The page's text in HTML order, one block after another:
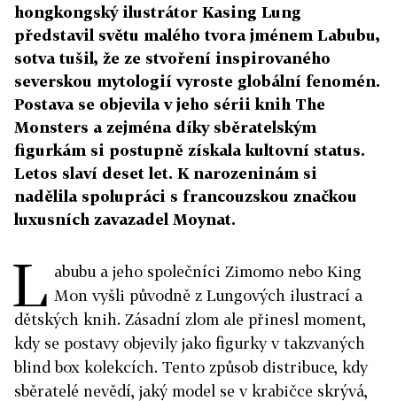
hongkongský ilustrátor Kasing Lung
představil světu malého tvora jménem Labubu,
sotva tušil, že ze stvoření inspirovaného
severskou mytologií vyroste globální fenomén.
Postava se objevila v jeho sérii knih The
Monsters a zejména díky sběratelským
figurkám si postupně získala kultovní status.
Letos slaví deset let. K narozeninám si
nadělila spolupráci s francouzskou značkou
luxusních zavazadel Moynat.
L abubu a jeho společníci Zimomo nebo King
Mon vyšli původně z Lungových ilustrací a
dětských knih. Zásadní zlom ale přinesl moment,
kdy se postavy objevily jako figurky v takzvaných
blind box kolekcích. Tento způsob distribuce, kdy
sběratelé nevědí, jaký model se v krabičce skrývá,